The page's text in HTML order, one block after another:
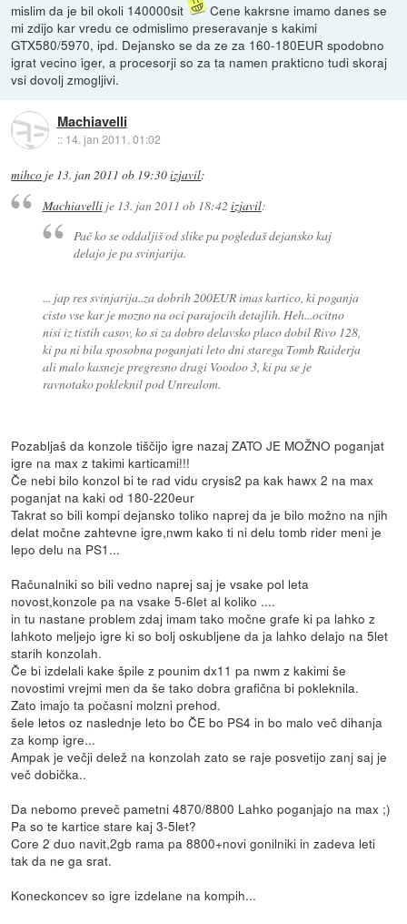
mislim da je bil okoli 140000sit
Cene kakrsne imamo danes se
mi zdijo kar vredu ce odmislimo preseravanje s kakimi
GTX580/5970, ipd. Dejansko se da ze za 160-180EUR spodobno
igrat vecino iger, a procesorji so za ta namen prakticno tudi skoraj
vsi dovolj zmogljivi.
Machiavelli
:: 14. jan 2011, 01:02
mihco je 13. jan 2011 ob 19:30izjavil:
Machiavellije 13. jan 2011 ob 18:42 izjavil:
Pač ko se oddaljiš od slike pa pogledaš dejansko kaj
delajo je pa svinjarija.
... jap res svinjarija..za dobrih 200EUR imas kartico, ki poganja
cisto vse kar je mozno na oci parajocih detajlih. Heh...ocitno
nisi iz tistih casov, ko si za dobro delavsko placo dobil Rivo 128,
ki pa ni bila sposobna poganjati leto dni starega Tomb Raiderja
ali malo kasneje pregresno dragi Voodoo 3, ki pa se je
ravnotako pokleknil pod Unrealom.
Pozabljaš da konzole tiščijo igre nazaj ZATO JE MOŽNO poganjat
igre na max z takimi karticami!!!
Če nebi bilo konzol bi te rad vidu crysis2 pa kak hawx 2 na max
poganjat na kaki od 180-220eur
Takrat so bili kompi dejansko toliko naprej da je bilo možno na njih
delat močne zahtevne igre,nwm kako ti ni delu tomb rider meni je
lepo delu na PS1...
Računalniki so bili vedno naprej saj je vsake pol leta
novost,konzole pa na vsake 5-6let al koliko ....
in tu nastane problem zdaj imam tako močne grafe ki pa lahko z
lahkoto meljejo igre ki so bolj oskubljene da ja lahko delajo na 5let
starih konzolah.
Če bi izdelali kake špile z pounim dx11 pa nwm z kakimi še
novostimi vrejmi men da še tako dobra grafična bi pokleknila.
Zato imajo ta počasni molzni prehod.
šele letos oz naslednje leto bo ČE bo PS4 in bo malo več dihanja
za komp igre...
Ampak je večji delež na konzolah zato se raje posvetijo zanj saj je
več dobička..
Da nebomo preveč pametni 4870/8800 Lahko poganjajo na max ;)
Pa so te kartice stare kaj 3-5let?
Core 2 duo navit,2gb rama pa 8800+novi gonilniki in zadeva leti
tak da ne ga srat.
Koneckoncev so igre izdelane na kompih...